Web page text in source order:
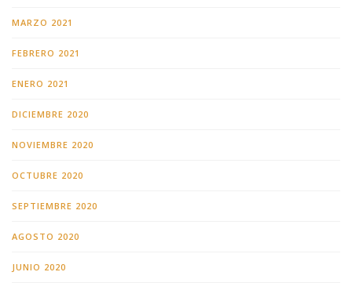
MARZO 2021
FEBRERO 2021
ENERO 2021
DICIEMBRE 2020
NOVIEMBRE 2020
OCTUBRE 2020
SEPTIEMBRE 2020
AGOSTO 2020
JUNIO 2020